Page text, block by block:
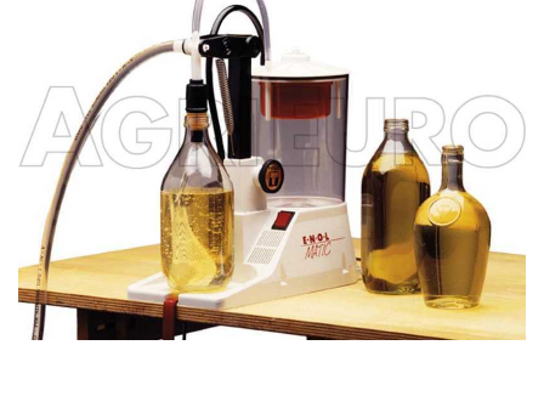
Robots nettoyeurs de piscine
Robots Tondeuses
Rogneuses de souches
Rouleaux pour tracteur
Scies à Ruban
Scies alternatives à batterie
Scies de jardin télescopiques
Idromatic
Il-Tec
Imperia
Intec
Intex
Italyco